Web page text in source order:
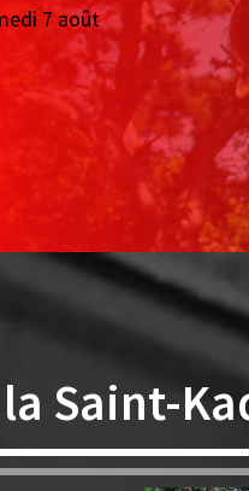
Dimanche 16 août
Saint-